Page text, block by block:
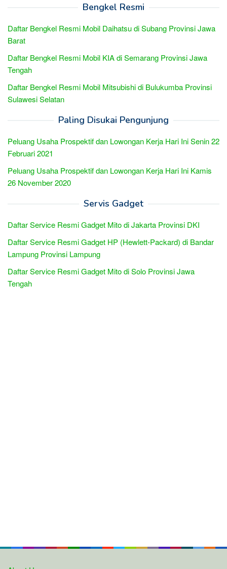
Bengkel Resmi
Daftar Bengkel Resmi Mobil Daihatsu di Subang Provinsi Jawa
Barat
Daftar Bengkel Resmi Mobil KIA di Semarang Provinsi Jawa
Tengah
Daftar Bengkel Resmi Mobil Mitsubishi di Bulukumba Provinsi
Sulawesi Selatan
Paling Disukai Pengunjung
Peluang Usaha Prospektif dan Lowongan Kerja Hari Ini Senin 22
Februari 2021
Peluang Usaha Prospektif dan Lowongan Kerja Hari Ini Kamis
26 November 2020
Servis Gadget
Daftar Service Resmi Gadget Mito di Jakarta Provinsi DKI
Daftar Service Resmi Gadget HP (Hewlett-Packard) di Bandar
Lampung Provinsi Lampung
Daftar Service Resmi Gadget Mito di Solo Provinsi Jawa
Tengah